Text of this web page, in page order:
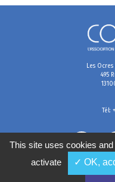
Les
495
Tél:
This site uses cookies
activate
✓ OK,